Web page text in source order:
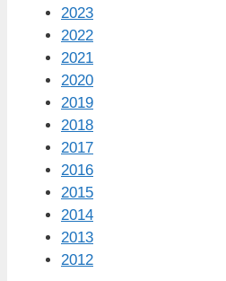
2023
2022
2021
2020
2019
2018
2017
2016
2015
2014
2013
2012